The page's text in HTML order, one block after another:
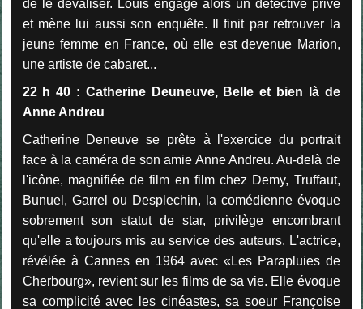
de le dévaliser. Louis engage alors un détective privé
et mène lui aussi son enquête. Il finit par retrouver la
jeune femme en France, où elle est devenue Marion,
une artiste de cabaret...
22 h 40 : Catherine Deuneuve, Belle et bien là de
Anne Andreu
Catherine Deneuve se prête à l'exercice du portrait
face à la caméra de son amie Anne Andreu. Au-delà de
l'icône, magnifiée de film en film chez Demy, Truffaut,
Bunuel, Garrel ou Desplechin, la comédienne évoque
sobrement son statut de star, privilège encombrant
qu'elle a toujours mis au service des auteurs. L'actrice,
révélée à Cannes en 1964 avec «Les Parapluies de
Cherbourg», revient sur les films de sa vie. Elle évoque
sa complicité avec les cinéastes, sa soeur Françoise